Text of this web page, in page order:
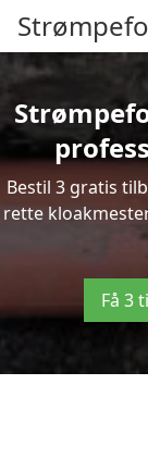
Bestil 3 gratis
rette
Få 3